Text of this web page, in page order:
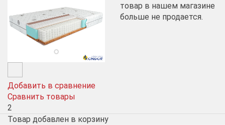
Добавить в сравнение
Сравнить товары
2
товар в нашем магазине
больше не продается.
Товар добавлен в корзину